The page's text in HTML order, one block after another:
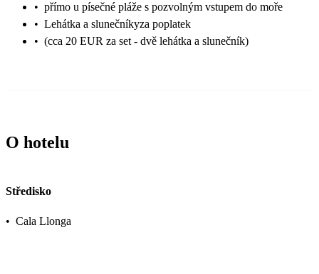
• přímo u písečné pláže s pozvolným vstupem do moře
• Lehátka a slunečníkyza poplatek
• (cca 20 EUR za set - dvě lehátka a slunečník)
O hotelu
Středisko
• Cala Llonga